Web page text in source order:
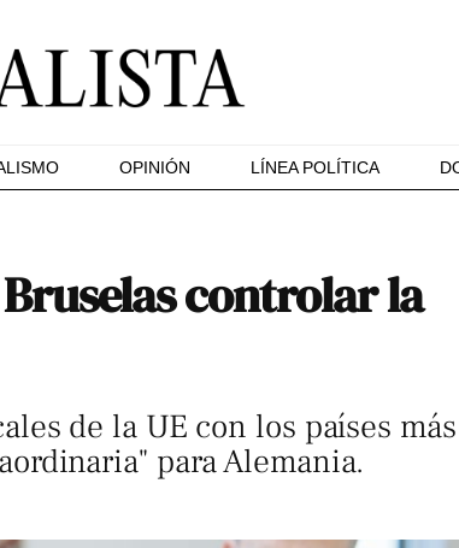
OPINIÓN LÍNEA POLÍTICA
controlar la
de la UE con los países más
para Alemania.